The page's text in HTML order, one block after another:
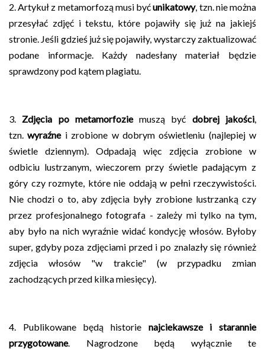
2. Artykuł z metamorfozą musi byćunikatowy, tzn. nie można
przesyłać zdjęć i tekstu, które pojawiły się już na jakiejś
stronie. Jeśli gdzieś już się pojawiły, wystarczy zaktualizować
podane informacje. Każdy nadesłany materiał będzie
sprawdzony pod kątem plagiatu.
3.Zdjęcia po metamorfoziemuszą być dobrej jakości,
tzn.wyraźnei zrobione w dobrym oświetleniu (najlepiej w
świetle dziennym). Odpadają więc zdjęcia zrobione w
odbiciu lustrzanym, wieczorem przy świetle padającym z
góry czy rozmyte, które nie oddają w pełni rzeczywistości.
Nie chodzi o to, aby zdjęcia były zrobione lustrzanką czy
przez profesjonalnego fotografa - zależy mi tylko na tym,
aby było na nich wyraźnie widać kondycję włosów. Byłoby
super, gdyby poza zdjęciami przed i po znalazły się również
zdjęcia włosów "w trakcie" (w przypadku zmian
zachodzących przed kilka miesięcy).
4. Publikowane będą historie najciekawsze i starannie
przygotowane. Nagrodzone będą wyłącznie te